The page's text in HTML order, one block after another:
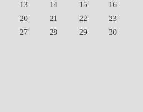
13 14 15
16
20 21 22
23
27 28 29
30